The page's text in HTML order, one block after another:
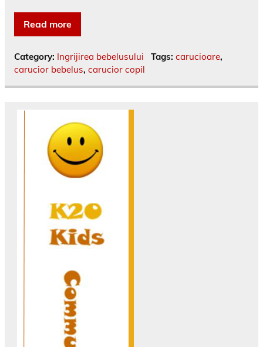
Read more
Category: Ingrijirea bebelusului Tags: carucioare,
carucior bebelus, carucior copil